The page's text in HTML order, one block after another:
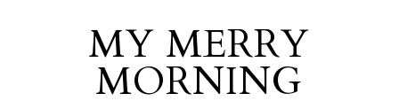
MY MERRY
MORNING